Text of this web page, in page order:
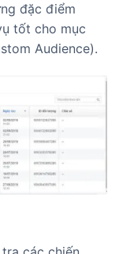
đặc điểm
tốt cho mục
Audience).